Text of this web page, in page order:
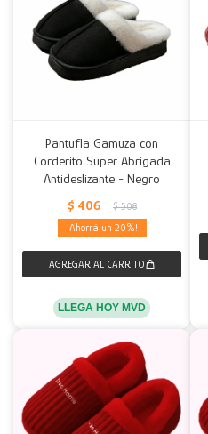
Pantufla Gamuza con
Corderito Super Abrigada
Antideslizante - Negro
$ 406 $ 508
20
LLEGA HOY MVD